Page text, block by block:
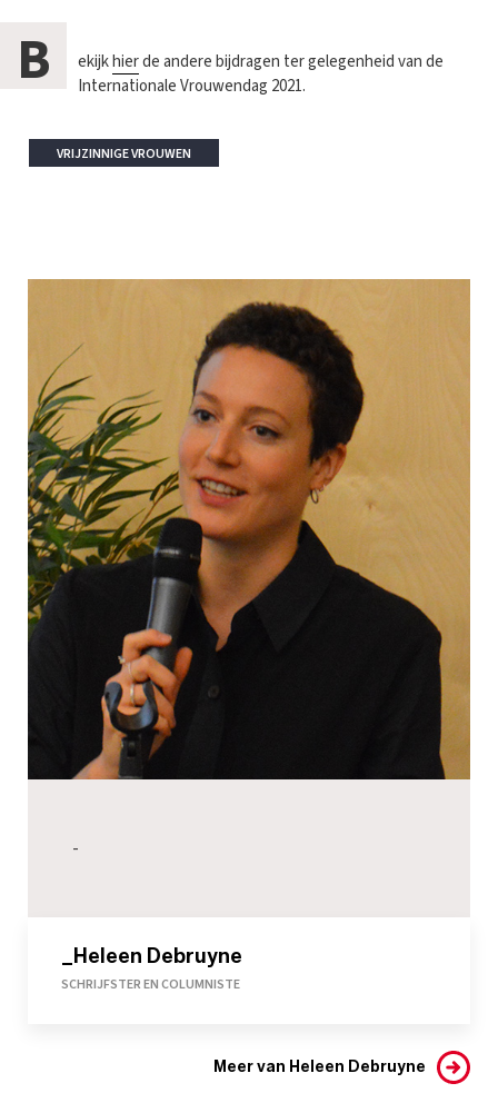
B ekijkhierde andere bijdragen ter gelegenheid van de
Internationale Vrouwendag 2021.
VRIJZINNIGE VROUWEN
-
_Heleen Debruyne
SCHRIJFSTER EN COLUMNISTE
Meer van Heleen Debruyne